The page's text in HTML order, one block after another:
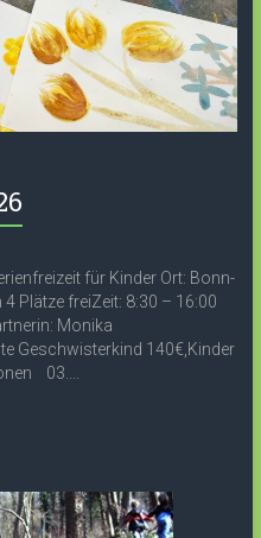
für Kinder Ort: Bonn-
freiZeit: 8:30 – 16:00
Monika
Geschwisterkind 140€,Kinder
03....